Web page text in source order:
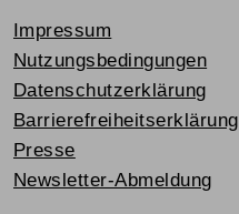
Impressum
Nutzungsbedingungen
Datenschutzerklärung
Barrierefreiheitserklärung
Presse
Newsletter-Abmeldung